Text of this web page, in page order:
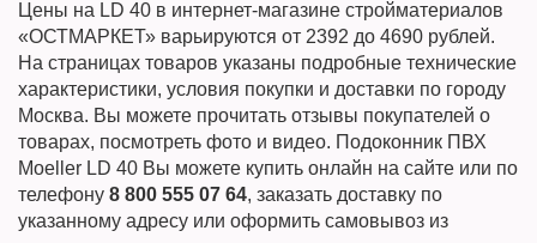
Цены на LD 40 в интернет-магазине стройматериалов
«ОСТМАРКЕТ» варьируются от 2392 до 4690 рублей.
На страницах товаров указаны подробные технические
характеристики, условия покупки и доставки по городу
Москва. Вы можете прочитать отзывы покупателей о
товарах, посмотреть фото и видео. Подоконник ПВХ
Moeller LD 40 Вы можете купить онлайн на сайте или по
телефону 8 800 555 07 64, заказать доставку по
указанному адресу или оформить самовывоз из